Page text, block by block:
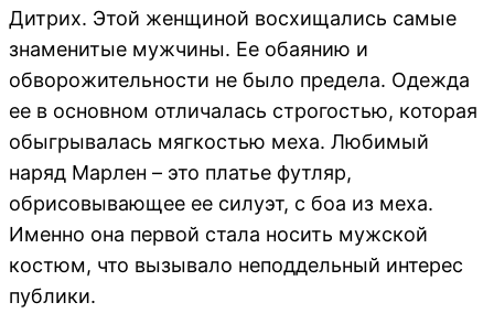
Дитрих. Этой женщиной восхищались самые
знаменитые мужчины. Ее обаянию и
обворожительности не было предела. Одежда
ее в основном отличалась строгостью, которая
обыгрывалась мягкостью меха. Любимый
наряд Марлен – это платье футляр,
обрисовывающее ее силуэт, с боа из меха.
Именно она первой стала носить мужской
костюм, что вызывало неподдельный интерес
публики.